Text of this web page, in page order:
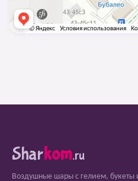
Sharkom.ru
Воздушные шары с гелием, букеты